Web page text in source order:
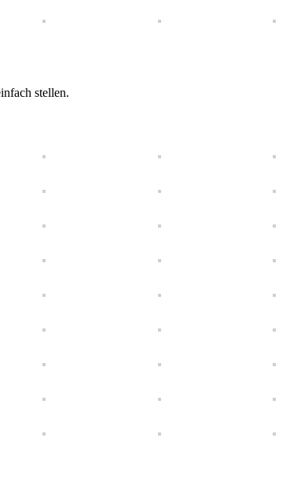
stellen.